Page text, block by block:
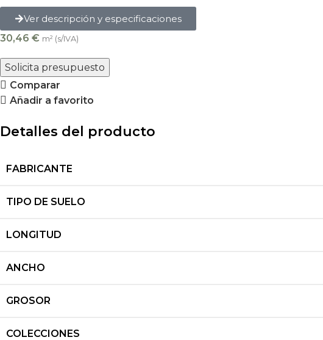
Ver descripción y especificaciones
30,46 € m² (s/IVA)
Solicita presupuesto
Comparar
Añadir a favorito
Detalles del producto
FABRICANTE
TIPO DE SUELO
LONGITUD
ANCHO
GROSOR
COLECCIONES